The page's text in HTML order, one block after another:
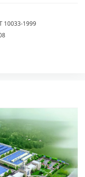
10033-1999